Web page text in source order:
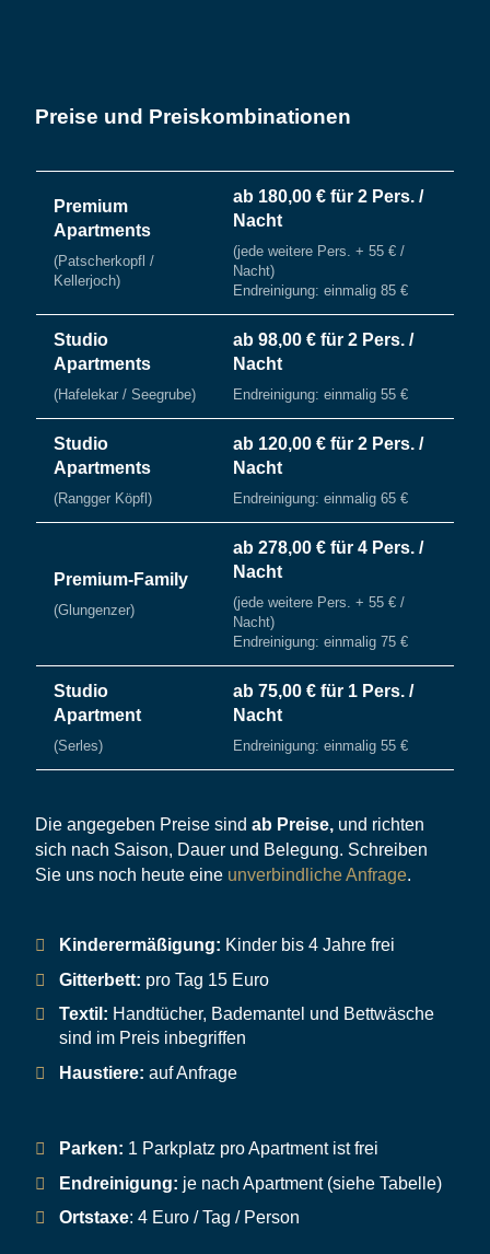
Preise und Preiskombinationen
Premium
Apartments
(Patscherkopfl /
Kellerjoch)
ab 180,00 € für 2 Pers. /
Nacht
(jede weitere Pers. + 55 € /
Nacht)
Endreinigung: einmalig 85 €
Studio
Apartments
(Hafelekar / Seegrube)
ab 98,00 € für 2 Pers. /
Nacht
Endreinigung: einmalig 55 €
Studio
Apartments
(Rangger Köpfl)
ab 120,00 € für 2 Pers. /
Nacht
Endreinigung: einmalig 65 €
Premium-Family
(Glungenzer)
ab 278,00 € für 4 Pers. /
Nacht
(jede weitere Pers. + 55 € /
Nacht)
Endreinigung: einmalig 75 €
Studio
Apartment
(Serles)
ab 75,00 € für 1 Pers. /
Nacht
Endreinigung: einmalig 55 €
Die angegeben Preise sind ab Preise, und richten
sich nach Saison, Dauer und Belegung. Schreiben
Sie uns noch heute eine unverbindliche Anfrage.
Kinderermäßigung: Kinder bis 4 Jahre frei
Gitterbett: pro Tag 15 Euro
Textil: Handtücher, Bademantel und Bettwäsche
sind im Preis inbegriffen
Haustiere: auf Anfrage
Parken: 1 Parkplatz pro Apartment ist frei
Endreinigung: je nach Apartment (siehe Tabelle)
Ortstaxe: 4 Euro / Tag / Person